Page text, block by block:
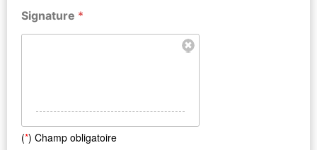
Signature *
(*) Champ obligatoire